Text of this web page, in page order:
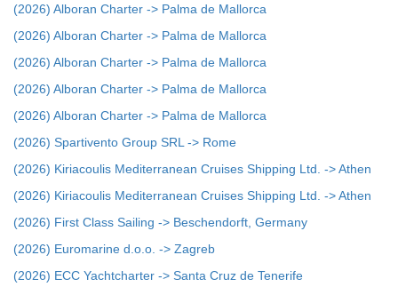
(2026) Alboran Charter -> Palma de Mallorca
(2026) Alboran Charter -> Palma de Mallorca
(2026) Alboran Charter -> Palma de Mallorca
(2026) Alboran Charter -> Palma de Mallorca
(2026) Alboran Charter -> Palma de Mallorca
(2026) Spartivento Group SRL -> Rome
(2026) Kiriacoulis Mediterranean Cruises Shipping Ltd. -> Athen
(2026) Kiriacoulis Mediterranean Cruises Shipping Ltd. -> Athen
(2026) First Class Sailing -> Beschendorft, Germany
(2026) Euromarine d.o.o. -> Zagreb
(2026) ECC Yachtcharter -> Santa Cruz de Tenerife